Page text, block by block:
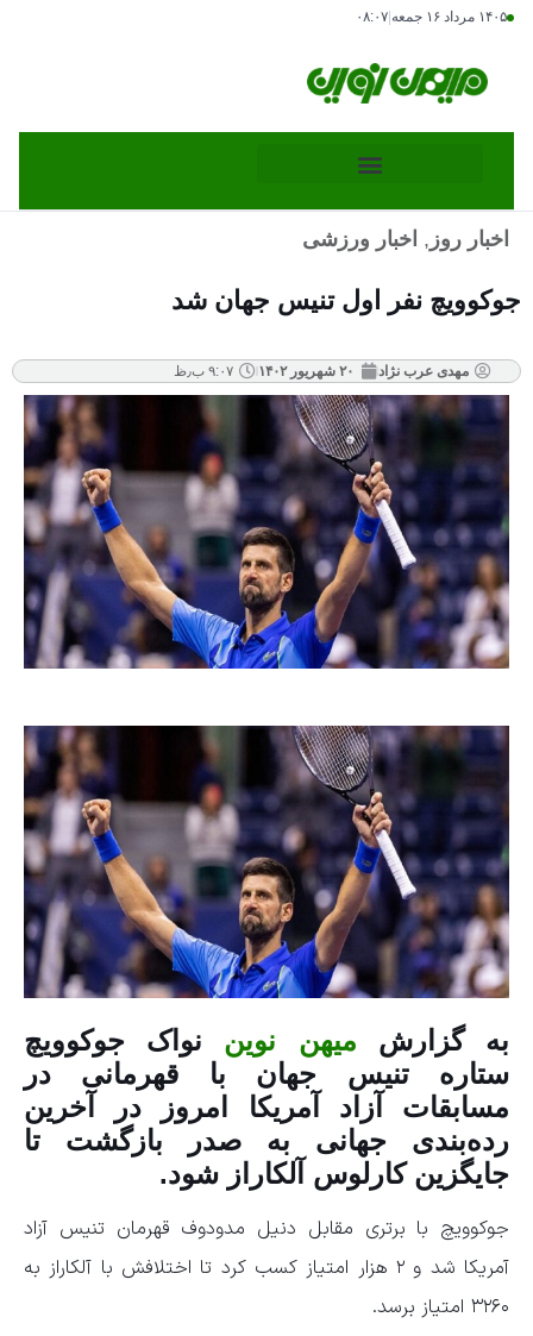
۱۴۰۵ مرداد ۱۶ جمعه ۰۸:۰۷
اخبار روز , اخبار ورزشی
جوکوویچ نفر اول تنیس جهان شد
مهدی عرب نژاد ۲۰ شهریور ۱۴۰۲ ۹:۰۷ ب٫ظ
به گزارش میهن نوین نواک جوکوویچ
ستاره تنیس جهان با قهرمانی در
مسابقات آزاد آمریکا امروز در آخرین
رده‌بندی جهانی به صدر بازگشت تا
جایگزین کارلوس آلکاراز شود.
جوکوویچ با برتری مقابل دنیل مدودوف قهرمان تنیس آزاد
آمریکا شد و ۲ هزار امتیاز کسب کرد تا اختلافش با آلکاراز به
۳۲۶۰ امتیاز برسد.